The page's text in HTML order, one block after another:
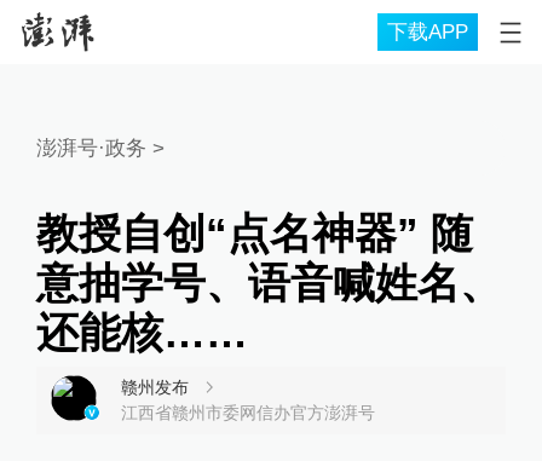
下载APP
澎湃号·政务 >
教授自创“点名神器” 随
意抽学号、语音喊姓名、
还能核……
赣州发布
江西省赣州市委网信办官方澎湃号